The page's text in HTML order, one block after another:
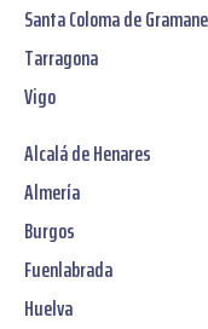
Santa Coloma de
Tarragona
Vigo
Alcalá de Henares
Almería
Burgos
Fuenlabrada
Huelva